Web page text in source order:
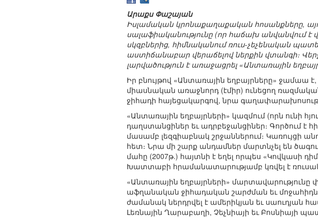
Արաքս Փաշայան
Իսլամական կրոնաքաղաքական հոսանքները,
սալաֆիականությունը (որ հաճախ անվանվում է
սկզբներից, հիմնականում ռուս-չեչենական
աստիճանաբար վերաճելով ներքին վտանգի։
լարվածություն է առաջացրել «Անտառային
Իր բնույթով «Անտառային եղբայրները» ջամաա
միասնական առաջնորդ (էմիր) ունեցող
ջիհադի հայեցակարգով, նրա
«Անտառային եղբայրների» կազմում (որն ունի
դաղստանցիներ եւ ադրբեջանցիներ։ Գործում է
մասամբ լեզգիաբնակ շրջաններում։ Կառույցի
հետ։ Նրա մի շարք անդամներ մարտնչել են
մահը (2007թ.) հայտնի է եղել որպես «Կովկասի
Խատտաբի հրամանատարությամբ կռվել է
«Անտառային եղբայրների»
աֆղանական ջիհադական շարժման եւ
ժամանակ ներդրվել է ամերիկյան եւ սաուդյան
Լեռնային Ղարաբաղի, Չեչնիայի եւ Բոսնիայի